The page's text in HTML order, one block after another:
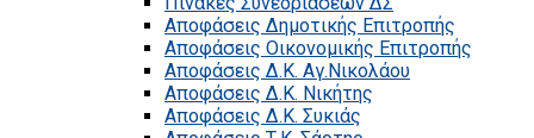
Αποφάσεις Δημοτικής Επιτροπής
Αποφάσεις Οικονομικής Επιτροπής
Αποφάσεις Δ.Κ. Αγ.Νικολάου
Αποφάσεις Δ.Κ. Νικήτης
Αποφάσεις Δ.Κ. Συκιάς